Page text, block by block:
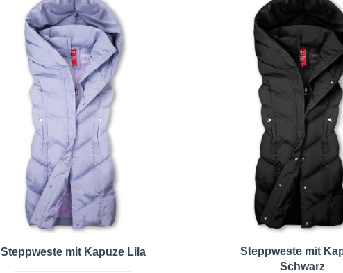
Steppweste mit Kapuze Lila
Steppweste mit
Schwarz